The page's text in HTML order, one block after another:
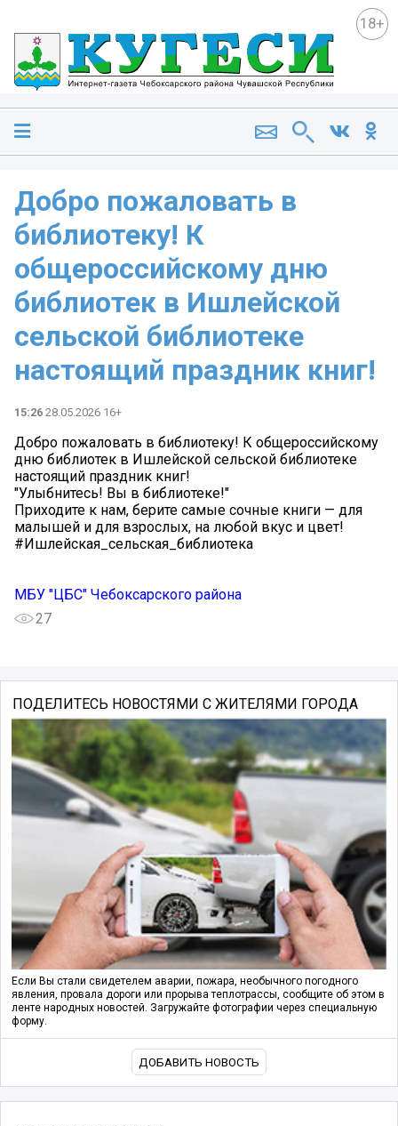
18+
Добро пожаловать в
библиотеку! К
общероссийскому дню
библиотек в Ишлейской
сельской библиотеке
настоящий праздник книг!
15:26 28.05.2026 16+
Добро пожаловать в библиотеку! К общероссийскому
дню библиотек в Ишлейской сельской библиотеке
настоящий праздник книг!
"Улыбнитесь! Вы в библиотеке!"
Приходите к нам, берите самые сочные книги — для
малышей и для взрослых, на любой вкус и цвет!
#Ишлейская_сельская_библиотека
МБУ "ЦБС" Чебоксарского района
27
ПОДЕЛИТЕСЬ НОВОСТЯМИ С ЖИТЕЛЯМИ ГОРОДА
Если Вы стали свидетелем аварии, пожара, необычного погодного
явления, провала дороги или прорыва теплотрассы, сообщите об этом в
ленте народных новостей. Загружайте фотографии через специальную
форму.
ДОБАВИТЬ НОВОСТЬ